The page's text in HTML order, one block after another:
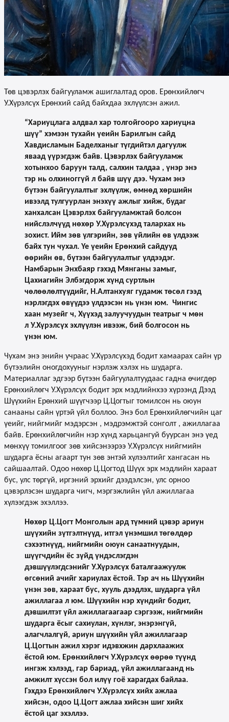
Төв цэвэрлэх байгууламж ашиглалтад оров. Ерөнхийлөгч
У.Хүрэлсүх Ерөнхий сайд байхдаа эхлүүлсэн ажил.
“Хариуцлага алдвал хар толгойгооро хариуцна
шүү” хэмээн тухайн үеийн Барилгын сайд
Хавдисламын Баделханыг түгдийтэл дагуулж
яваад үүрэгдэж байв. Цэвэрлэх байгууламж
хотынхоо баруун талд, салхин талдаа , үнэр энэ
тэр нь олхиноггүй л байв шүү дээ. Чухам энэ
бүтээн байгуулалтыг эхлүүлж, өмнөд хөршийн
ивээлд тулгуурлан энэхүү ажлыг хийж, будаг
ханхалсан Цэвэрлэх байгууламжтай болсон
нийслэлчүүд нөхөр У.Хүрэлсүхэд талархах нь
зохист. Ийм зөв үлгэрийн, зөв үйлийн өв үлдээж
байх тун чухал. Үе үеийн Ерөнхий сайдууд
өөрийн өв, бүтээн байгуулалтыг үлдээдэг.
Намбарын Энхбаяр гэхэд Мянганы замыг,
Цахиагийн Элбэгдорж хүнд суртлын
чөлөөлөлтүүдийг, Н.Алтанхуяг гудамж төсөл гээд
нэрлэгдэх өвүүдээ үлдээсэн нь үнэн юм. Чингис
хаан музейг ч, Хүүхэд залуучуудын театрыг ч мөн
л У.Хүрэлсүх эхлүүлэн ивээж, бий болгосон нь
үнэн юм.
Чухам энэ энийн учраас У.Хүрэлсүхэд бодит хамаарах сайн үр
бүтээлийн оногдохууныг нэрлэж хэлэх нь шударга.
Материаллаг эдгээр бүтээн байгуулалтуудаас гадна өчигдөр
Ерөнхийлөгч У.Хүрэлсүх бодит эрх мэдлийнхээ хүрээнд Дээд
Шүүхийн Ерөнхий шүүгчээр Ц.Цогтыг томилсон нь оюун
санааны сайн үртэй үйл боллоо. Энэ бол Ерөнхийлөгчийн цаг
үеийг, нийгмийг мэдэрсэн , мэдрэмжтэй сонголт , ажиллагаа
байв. Ерөнхийлөгчийн нэр хүнд харьцангуй буурсан энэ үед
мөнхүү томилгоог зөв хийсэнээрээ У.Хүрэлсүх нийгмийн
шударга ёсны агаарт тун зөв энтэй хүлээлтийг хангасан нь
сайшаалтай. Одоо нөхөр Ц.Цогтод Шүүх эрх мэдлийн хараат
бус, улс төргүй, иргэний эрхийг дээдэлсэн, улс орноо
цэвэрлэсэн шударга чигч, мэргэжлийн үйл ажиллагаа
хүлээгдэж эхэллээ.
Нөхөр Ц.Цогт Монголын ард түмний цэвэр ариун
шүүхийн зүтгэлтнүүд, итгэл үнэмшил төгөлдөр
сэхээтнүүд, нийгмийн оюун санаатнуудын,
шүүгчдийн ёс зүйд үндэслэгдэн
дэвшүүлэгдсэнийг У.Хүрэлсүх баталгаажуулж
өгсөний ачийг хариулах ёстой. Тэр ач нь Шүүхийн
үнэн зөв, хараат бус, хууль дээдлэх, шударга үйл
ажиллагаа л юм. Шүүхийн нэр хүндийг бодит,
дэвшилтэт үйл ажиллагаагаар сэргээж, нийгмийн
шударга ёсыг сахиулан, хүнлэг, энэрэнгүй,
алагчлалгүй, ариун шүүхийн үйл ажиллагаар
Ц.Цогтын ажил хэрэг идэвхжин дархлаажих
ёстой юм. Ерөнхийлөгч У.Хүрэлсүх өөрөө түүнд
ингэж хэлээд, гар бариад, үйл ажиллагаанд нь
амжилт хүссэн бол илүү гоё харагдах байлаа.
Гэхдээ Ерөнхийлөгч У.Хүрэлсүх хийх ажлаа
хийсэн, одоо Ц.Цогт ажлаа хийсэн шиг хийх
ёстой цаг эхэллээ.